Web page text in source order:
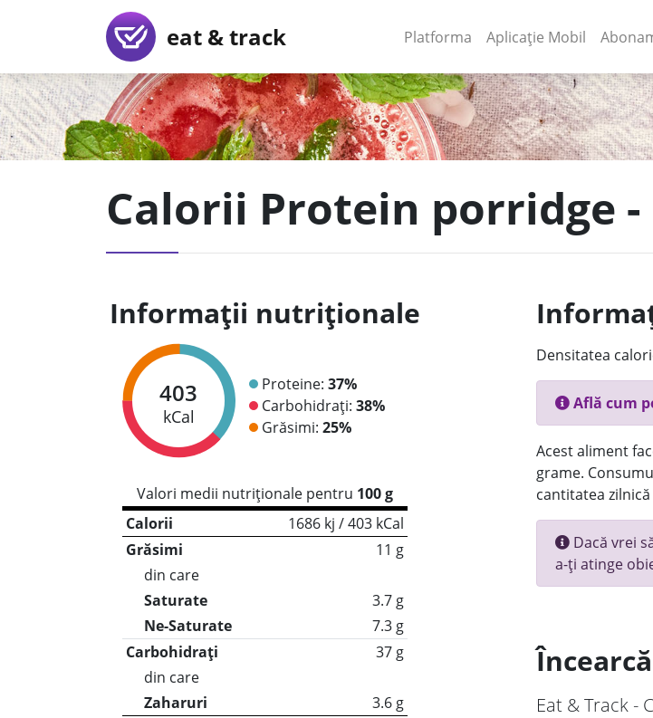
eat & track Platforma (current)
Aplicație Mobil (current)
Calorii Protein porridge -
Informații nutriționale
403
kCal
Proteine: 37%
Carbohidrați: 38%
Grăsimi: 25%
Valori medii nutriționale pentru 100 g
Calorii
1686 kj / 403 kCal
Grăsimi
11 g
din care
Saturate
3.7 g
Ne-Saturate
7.3 g
Carbohidrați
37 g
din care
Zaharuri
3.6 g
Densitatea
Află cum
Acest aliment
grame.
cantitatea
Dacă vrei
a-ți atinge
Eat & Track -